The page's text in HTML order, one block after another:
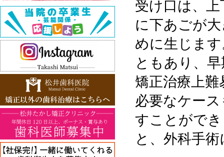
受け口は、
に下あごが
めに生じま
ともあり、
矯正治療上
必要なケー
すことがで
と、外科手